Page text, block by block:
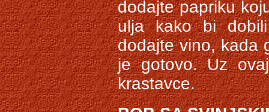
dodajte papriku
ulja kako bi
dodajte vino, kada
je gotovo. Uz
krastavce.